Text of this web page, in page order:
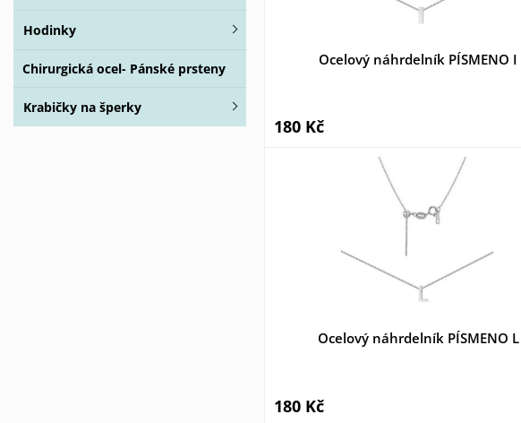
Hodinky
Chirurgická ocel- Pánské prsteny
Krabičky na šperky
Ocelový náhrdelník PÍSMENO I
180 Kč
Ocelový náhrdelník PÍSMENO L
180 Kč